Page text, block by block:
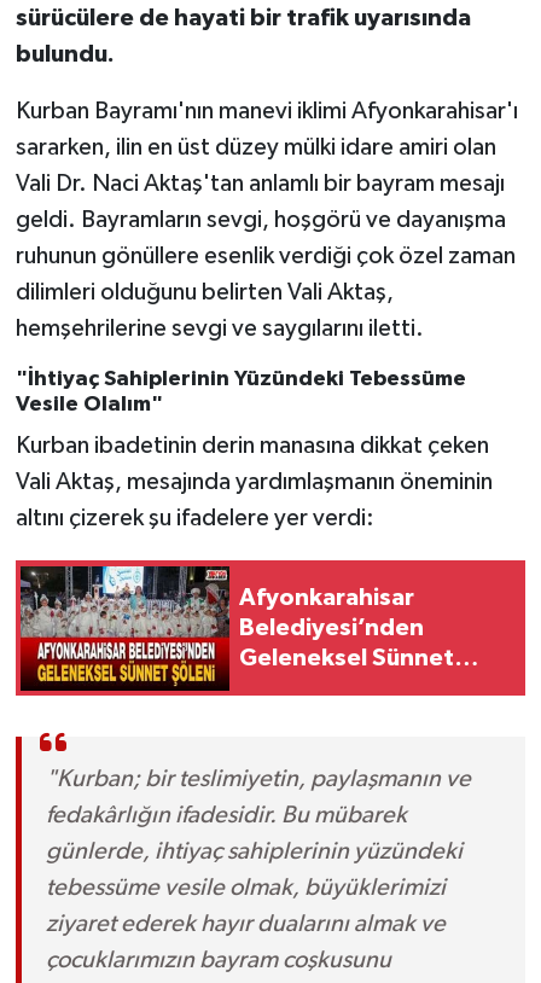
sürücülere de hayati bir trafik uyarısında
bulundu.
Kurban Bayramı'nın manevi iklimi Afyonkarahisar'ı
sararken, ilin en üst düzey mülki idare amiri olan
Vali Dr. Naci Aktaş'tan anlamlı bir bayram mesajı
geldi. Bayramların sevgi, hoşgörü ve dayanışma
ruhunun gönüllere esenlik verdiği çok özel zaman
dilimleri olduğunu belirten Vali Aktaş,
hemşehrilerine sevgi ve saygılarını iletti.
"İhtiyaç Sahiplerinin Yüzündeki Tebessüme
Vesile Olalım"
Kurban ibadetinin derin manasına dikkat çeken
Vali Aktaş, mesajında yardımlaşmanın öneminin
altını çizerek şu ifadelere yer verdi:
Afyonkarahisar
Belediyesi’nden
Geleneksel Sünnet
"Kurban; bir teslimiyetin, paylaşmanın ve
fedakârlığın ifadesidir. Bu mübarek
günlerde, ihtiyaç sahiplerinin yüzündeki
tebessüme vesile olmak, büyüklerimizi
ziyaret ederek hayır dualarını almak ve
çocuklarımızın bayram coşkusunu